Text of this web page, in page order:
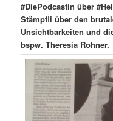
#DiePodcastin über
Stämpfli über den
Unsichtbarkeiten und
bspw. Theresia Rohner.